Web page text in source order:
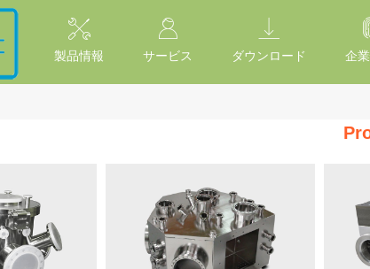
製品情報 サービス ダウンロード 企